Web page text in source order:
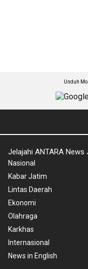
Unduh
Jelajahi ANTARA News
Nasional
Kabar Jatim
Lintas Daerah
Ekonomi
Olahraga
Karkhas
Internasional
News in English